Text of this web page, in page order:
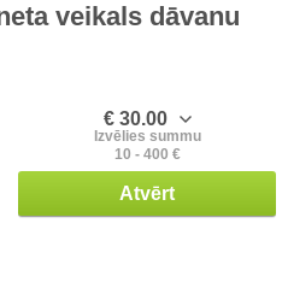
veikals dāvanu
€ 30.00
Izvēlies summu
10 - 400 €
Atvērt